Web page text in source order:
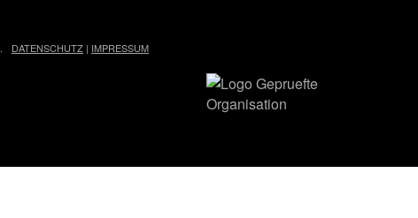
DATENSCHUTZ | IMPRESSUM